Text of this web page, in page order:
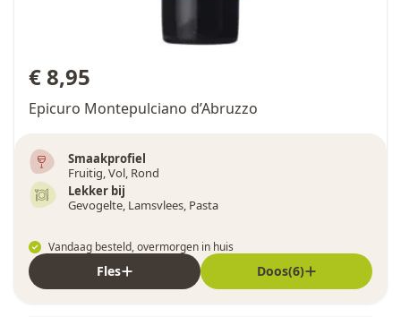
€ 8,95
Epicuro Montepulciano d’Abruzzo
Smaakprofiel
Fruitig, Vol, Rond
Lekker bij
Gevogelte, Lamsvlees, Pasta
Vandaag besteld, overmorgen in huis
Fles Doos(6)